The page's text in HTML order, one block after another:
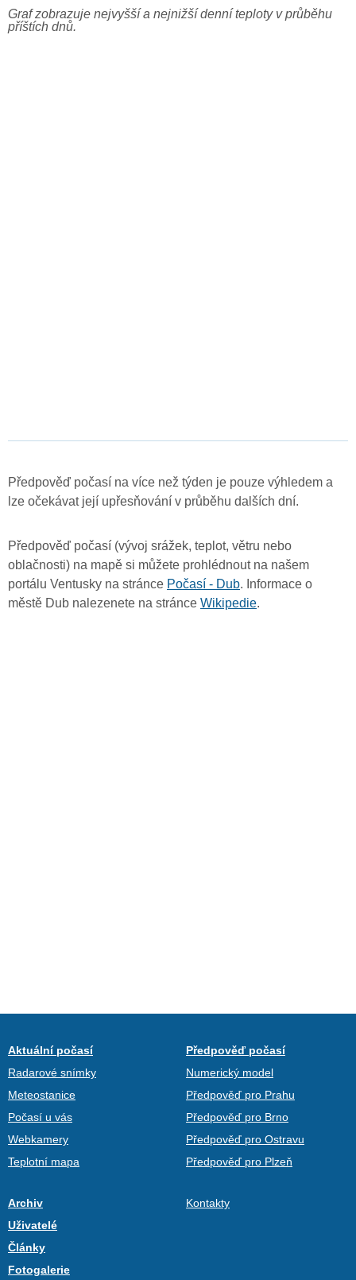
Graf zobrazuje nejvyšší a nejnižší denní teploty v průběhu
příštích dnů.
Předpověď počasí na více než týden je pouze výhledem a
lze očekávat její upřesňování v průběhu dalších dní.
Předpověď počasí (vývoj srážek, teplot, větru nebo
oblačnosti) na mapě si můžete prohlédnout na našem
portálu Ventusky na stránce Počasí - Dub. Informace o
městě Dub nalezenete na stránce Wikipedie.
Aktuální počasí
Radarové snímky
Meteostanice
Počasí u vás
Webkamery
Teplotní mapa
Předpověď počasí
Numerický model
Předpověď pro Prahu
Předpověď pro Brno
Předpověď pro Ostravu
Předpověď pro Plzeň
Archiv
Uživatelé
Články
Fotogalerie
Kontakty